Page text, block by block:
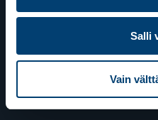
Salli
Vain
Suomen